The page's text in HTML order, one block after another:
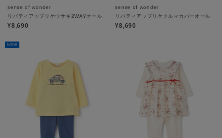
sense of wonder
リバティアップリケウサギ2WAYオール
¥8,690
sense of wonder
リバティアップリケクルマカバーオール
¥8,690
NEW